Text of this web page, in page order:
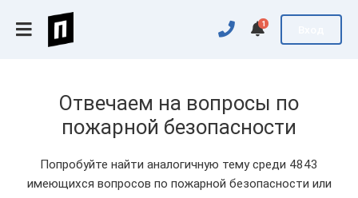
1
Отвечаем на вопросы по
пожарной безопасности
Попробуйте найти аналогичную тему среди 4843
имеющихся вопросов по пожарной безопасности или